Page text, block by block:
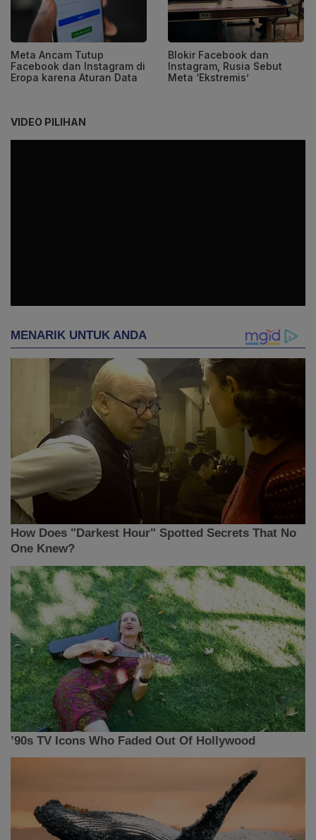
Meta Ancam Tutup
Facebook dan Instagram di
Eropa karena Aturan Data
Blokir Facebook dan
Instagram, Rusia Sebut
Meta ‘Ekstremis’
VIDEO PILIHAN